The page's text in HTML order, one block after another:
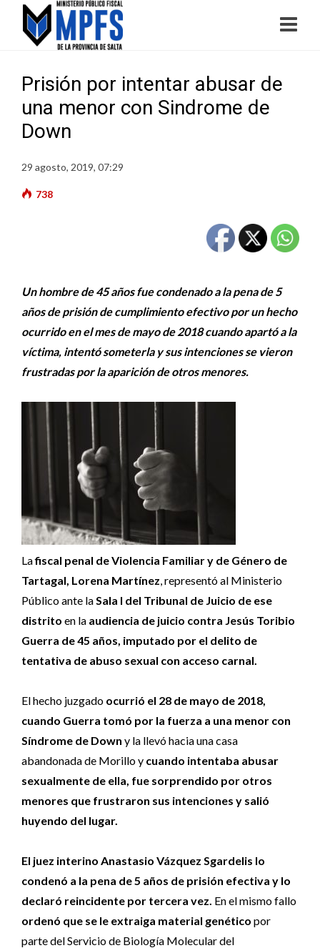
Prisión por intentar abusar de
una menor con Sindrome de
Down
29 agosto, 2019, 07:29
738
Un hombre de 45 años fue condenado a la pena de 5
años de prisión de cumplimiento efectivo por un hecho
ocurrido en el mes de mayo de 2018 cuando apartó a la
víctima, intentó someterla y sus intenciones se vieron
frustradas por la aparición de otros menores.
Lafiscal penal de Violencia Familiar y de Género de
Tartagal, Lorena Martínez, representó al Ministerio
Público ante laSala I del Tribunal de Juicio de ese
distrito en la audiencia de juicio contra Jesús Toribio
Guerra de 45 años, imputado por el delito de
tentativa de abuso sexual con acceso carnal.
El hecho juzgado ocurrió el 28 de mayo de 2018,
cuando Guerra tomó por la fuerza a una menor con
Síndrome de Down y la llevó hacia una casa
abandonada de Morillo y cuando intentaba abusar
sexualmente de ella, fue sorprendido por otros
menores que frustraron sus intenciones y salió
huyendo del lugar.
El juez interino Anastasio Vázquez Sgardelis lo
condenó a la pena de 5 años de prisión efectiva y lo
declaró reincidente por tercera vez. En el mismo fallo
ordenó que se le extraiga material genético por
parte del Servicio de Biología Molecular del